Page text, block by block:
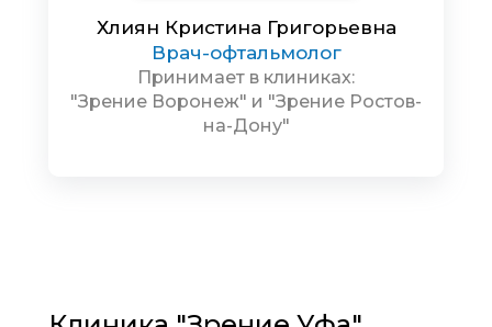
Хлиян Кристина Григорьевна
Врач-офтальмолог
Принимает в клиниках:
"Зрение Воронеж" и "Зрение Ростов-
на-Дону"